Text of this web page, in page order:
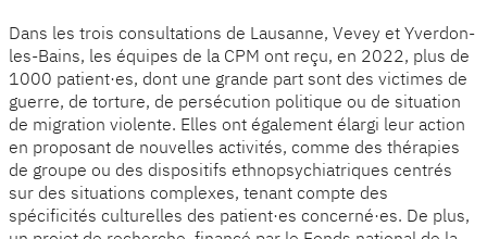
Dans les trois consultations de Lausanne, Vevey et Yverdon-
les-Bains, les équipes de la CPM ont reçu, en 2022, plus de
1000 patient·es, dont une grande part sont des victimes de
guerre, de torture, de persécution politique ou de situation
de migration violente. Elles ont également élargi leur action
en proposant de nouvelles activités, comme des thérapies
de groupe ou des dispositifs ethnopsychiatriques centrés
sur des situations complexes, tenant compte des
spécificités culturelles des patient·es concerné·es. De plus,